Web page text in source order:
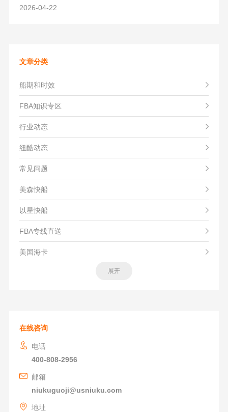
2026-04-22
文章分类
船期和时效
FBA知识专区
行业动态
纽酷动态
常见问题
美森快船
以星快船
FBA专线直送
美国海卡
展开
在线咨询
电话
400-808-2956
邮箱
niukuguoji@usniuku.com
地址